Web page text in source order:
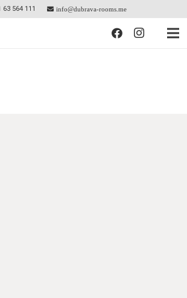
63 564 111 info@dubrava-rooms.me